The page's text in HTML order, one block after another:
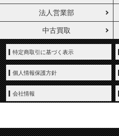
法人営業部
中古買取
特定商取引に基づく表示
個人情報保護方針
会社情報